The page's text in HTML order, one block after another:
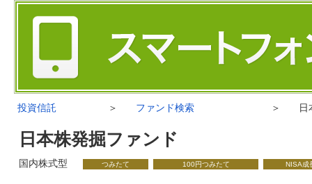
投資信託 ＞ ファンド検索 ＞ 日
日本株発掘ファンド
国内株式型 つみたて 100円つみたて NISA成